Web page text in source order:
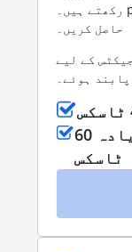
رکھتے ہیں۔ pay-as-you-go پرائسنگ کے ساتھ لچک
حاصل کریں۔
کے لیے
ہوئے۔
زیادہ سے زیادہ 60 AI کی مدد سے
ٹاسکس